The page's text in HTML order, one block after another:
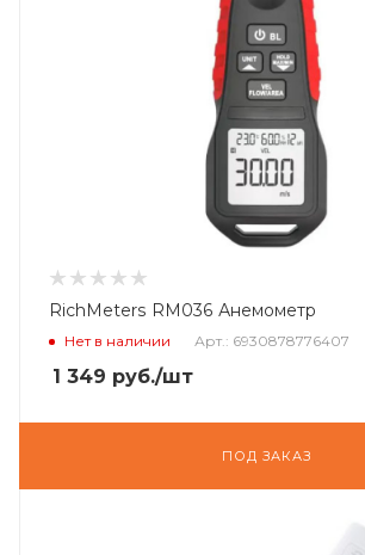
RichMeters RM036 Анемометр
Нет в наличии Арт.: 6930878776407
1 349 руб./шт
ПОД ЗАКАЗ